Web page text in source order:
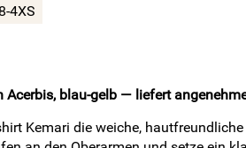
4XS
Acerbis, blau-gelb — liefert
Kemari die weiche,